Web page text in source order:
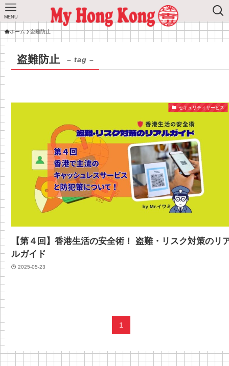
MENU
ホーム 盗難防止
盗難防止 – tag –
セキュリティサービス
【第４回】香港生活の安全術！ 盗難・リスク対策のリ
ルガイド
2025-05-23
1